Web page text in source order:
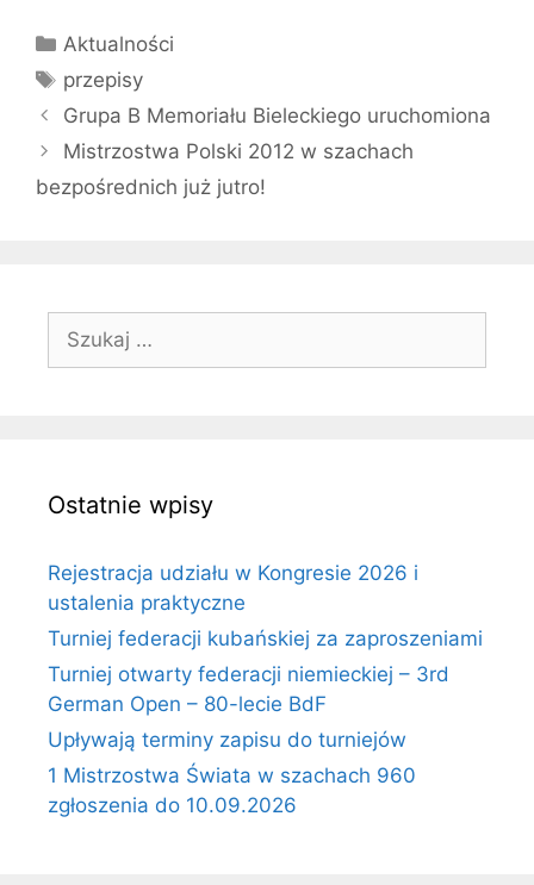
Kategorie
Aktualności
Tagi
przepisy
Grupa B Memoriału Bieleckiego uruchomiona
Mistrzostwa Polski 2012 w szachach
bezpośrednich już jutro!
Ostatnie wpisy
Rejestracja udziału w Kongresie 2026 i
ustalenia praktyczne
Turniej federacji kubańskiej za zaproszeniami
Turniej otwarty federacji niemieckiej – 3rd
German Open – 80-lecie BdF
Upływają terminy zapisu do turniejów
1 Mistrzostwa Świata w szachach 960
zgłoszenia do 10.09.2026